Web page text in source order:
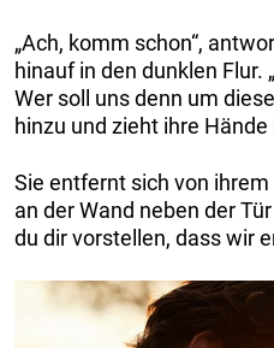
„Ach, komm schon“,
hinauf in den dunklen Flur.
Wer soll uns denn um
hinzu und zieht ihre Hände
Sie entfernt sich von
an der Wand neben der
du dir vorstellen, dass wir